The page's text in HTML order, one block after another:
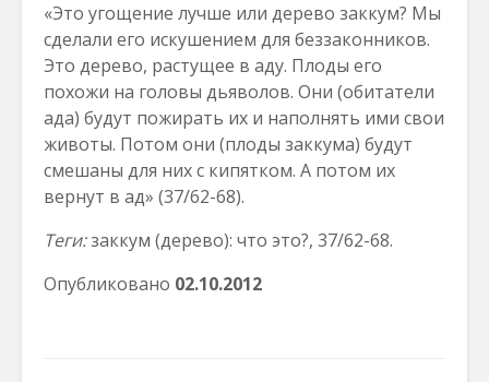
«Это угощение лучше или дерево заккум? Мы
сделали его искушением для беззаконников.
Это дерево, растущее в аду. Плоды его
похожи на головы дьяволов. Они (обитатели
ада) будут пожирать их и наполнять ими свои
животы. Потом они (плоды заккума) будут
смешаны для них с кипятком. А потом их
вернут в ад» (37/62-68).
Теги:заккум (дерево): что это?, 37/62-68.
Опубликовано 02.10.2012